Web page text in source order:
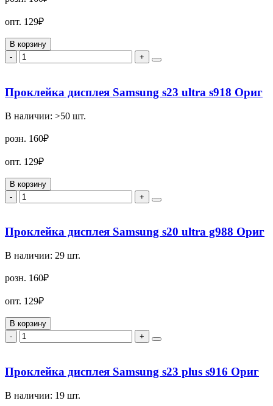
опт. 129₽
В корзину
-
+
Проклейка дисплея Samsung s23 ultra s918 Ориг
В наличии: >50 шт.
розн. 160₽
опт. 129₽
В корзину
-
+
Проклейка дисплея Samsung s20 ultra g988 Ориг
В наличии: 29 шт.
розн. 160₽
опт. 129₽
В корзину
-
+
Проклейка дисплея Samsung s23 plus s916 Ориг
В наличии: 19 шт.